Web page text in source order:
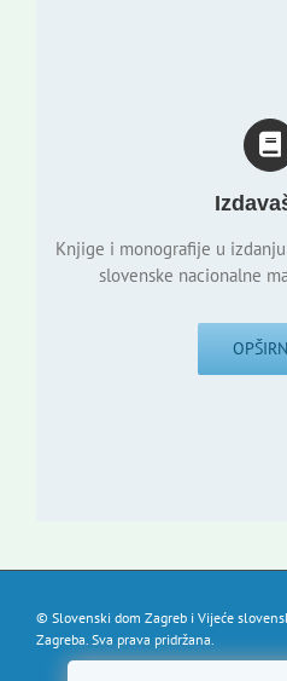
Knjige i monografije u
slovenske nacionalne
© Slovenski dom Zagreb i Vijeće
Zagreba. Sva prava pridržana.